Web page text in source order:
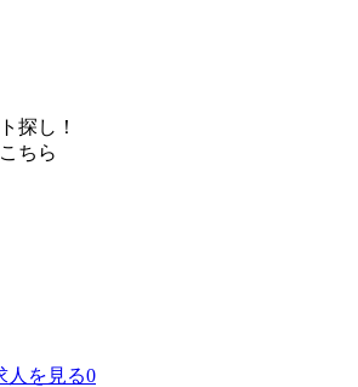
探し！
ちら
人を見る0